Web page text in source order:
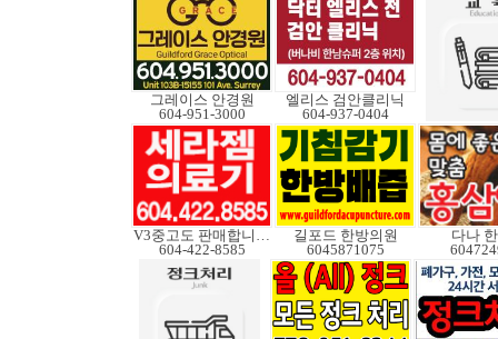
그레이스 안경원
604-951-3000
엘리스 검안클리닉
604-937-0404
V3중고도 판매합니다.
604-422-8585
길포드 한방의원
6045871075
다나